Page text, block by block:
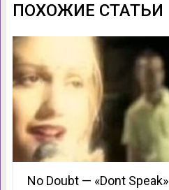
ПОХОЖИЕ СТАТЬИ
No Doubt — «Dont Speak»